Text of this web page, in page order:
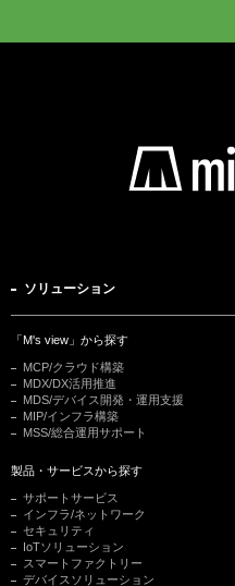
ソリューション
「M's view」から探す
MCP/クラウド構築
MDX/DX活用推進
MDS/デバイス開発・運用支援
MIP/インフラ構築
MSS/総合運用サポート
製品・サービスから探す
サポートサービス
インフラ/ネットワーク
セキュリティ
IoTソリューション
スマートファクトリー
デバイスソリューション